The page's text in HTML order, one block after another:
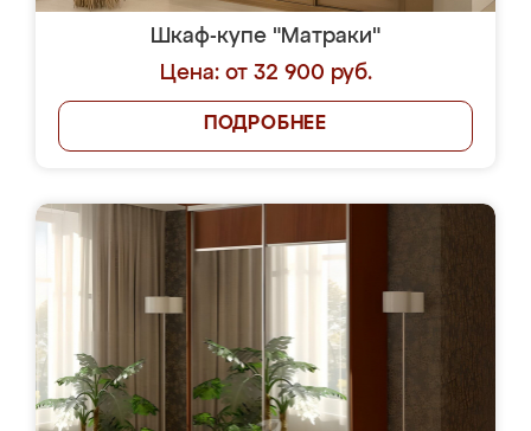
Шкаф-купе "Матраки"
Цена: от 32 900 руб.
ПОДРОБНЕЕ